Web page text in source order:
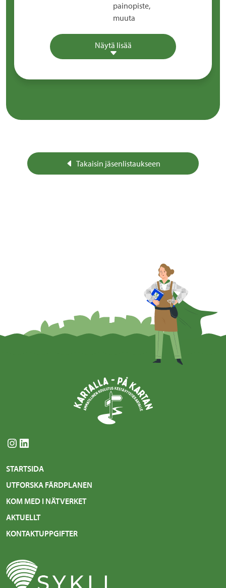
painopiste,
muuta
Näytä lisää
Takaisin jäsenlistaukseen
Instagram LinkedIn
STARTSIDA
UTFORSKA FÄRDPLANEN
KOM MED I NÄTVERKET
AKTUELLT
KONTAKTUPPGIFTER